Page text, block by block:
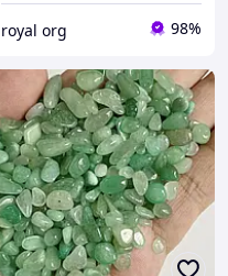
royal org 98%